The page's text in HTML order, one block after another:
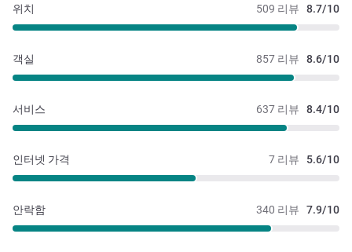
509 리뷰 8.7/10
위치
857 리뷰 8.6/10
객실
637 리뷰 8.4/10
서비스
7 리뷰 5.6/10
인터넷 가격
340 리뷰 7.9/10
안락함